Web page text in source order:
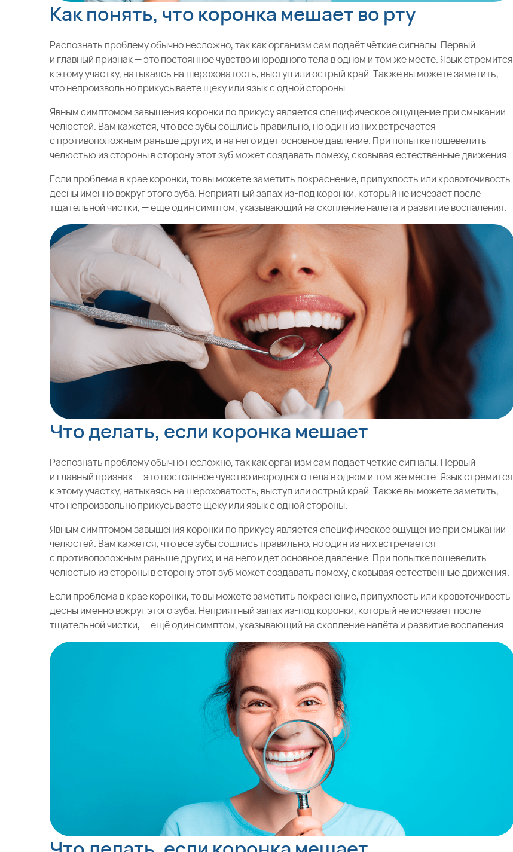
Как понять, что коронка мешает во рту
Распознать проблему обычно несложно, так как организм сам подаёт чёткие сигналы. Первый
и главный признак — это постоянное чувство инородного тела в одном и том же месте. Язык стремится
к этому участку, натыкаясь на шероховатость, выступ или острый край. Также вы можете заметить,
что непроизвольно прикусываете щеку или язык с одной стороны.
Явным симптомом завышения коронки по прикусу является специфическое ощущение при смыкании
челюстей. Вам кажется, что все зубы сошлись правильно, но один из них встречается
с противоположным раньше других, и на него идет основное давление. При попытке пошевелить
челюстью из стороны в сторону этот зуб может создавать помеху, сковывая естественные движения.
Если проблема в крае коронки, то вы можете заметить покраснение, припухлость или кровоточивость
десны именно вокруг этого зуба. Неприятный запах из-под коронки, который не исчезает после
тщательной чистки, — ещё один симптом, указывающий на скопление налёта и развитие воспаления.
Что делать, если коронка мешает
Распознать проблему обычно несложно, так как организм сам подаёт чёткие сигналы. Первый
и главный признак — это постоянное чувство инородного тела в одном и том же месте. Язык стремится
к этому участку, натыкаясь на шероховатость, выступ или острый край. Также вы можете заметить,
что непроизвольно прикусываете щеку или язык с одной стороны.
Явным симптомом завышения коронки по прикусу является специфическое ощущение при смыкании
челюстей. Вам кажется, что все зубы сошлись правильно, но один из них встречается
с противоположным раньше других, и на него идет основное давление. При попытке пошевелить
челюстью из стороны в сторону этот зуб может создавать помеху, сковывая естественные движения.
Если проблема в крае коронки, то вы можете заметить покраснение, припухлость или кровоточивость
десны именно вокруг этого зуба. Неприятный запах из-под коронки, который не исчезает после
тщательной чистки, — ещё один симптом, указывающий на скопление налёта и развитие воспаления.